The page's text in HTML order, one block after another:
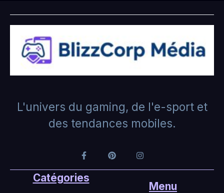
L'univers du gaming, de l'e-sport et
des tendances mobiles.
Catégories
Menu